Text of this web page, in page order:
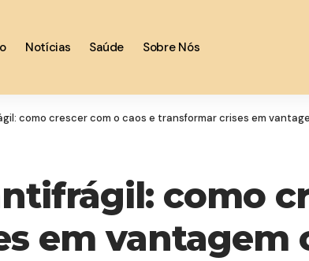
Notícias Saúde Sobre Nós
como crescer com o caos e transformar crises em
como
em vantagem